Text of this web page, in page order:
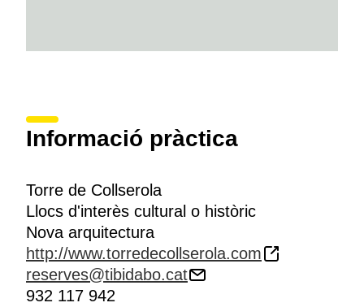
Informació pràctica
Torre de Collserola
Llocs d'interès cultural o històric
Nova arquitectura
http://www.torredecollserola.com
reserves@tibidabo.cat
932 117 942